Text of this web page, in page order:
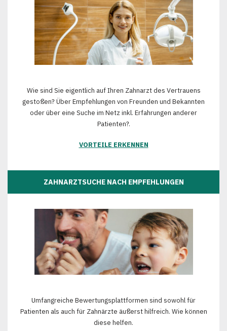
Wie sind Sie eigentlich auf Ihren Zahnarzt des Vertrauens
gestoßen? Über Empfehlungen von Freunden und Bekannten
oder über eine Suche im Netz inkl. Erfahrungen anderer
Patienten?.
VORTEILE ERKENNEN
ZAHNARZTSUCHE NACH EMPFEHLUNGEN
Umfangreiche Bewertungsplattformen sind sowohl für
Patienten als auch für Zahnärzte äußerst hilfreich. Wie können
diese helfen.